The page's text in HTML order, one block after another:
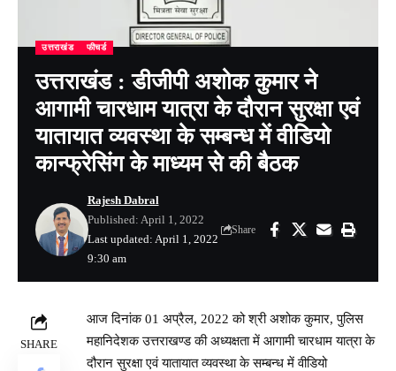
उत्तराखंड फीचर्ड
उत्तराखंड : डीजीपी अशोक कुमार ने
आगामी चारधाम यात्रा के दौरान सुरक्षा एवं
यातायात व्यवस्था के सम्बन्ध में वीडियो
कान्फ्रेसिंग के माध्यम से की बैठक
Last updated: April 1, 2022
9:30 am
Rajesh Dabral
Published: April 1, 2022
Share
SHARE
आज दिनांक 01 अप्रैल, 2022 को श्री अशोक कुमार, पुलिस
महानिदेशक उत्तराखण्ड की अध्यक्षता में आगामी चारधाम यात्रा के
दौरान सुरक्षा एवं यातायात व्यवस्था के सम्बन्ध में वीडियो